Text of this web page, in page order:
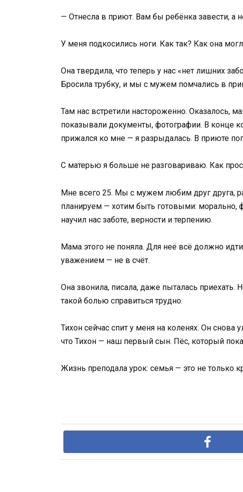
— Отнесла в приют. Вам бы ребёнка завести, а
У меня подкосились ноги. Как так? Как она
Она твердила, что теперь у нас «нет лишних
Бросила трубку, и мы с мужем помчались в
Там нас встретили настороженно. Оказалось,
показывали документы, фотографии. В конце
прижался ко мне — я разрыдалась. В приюте
С матерью я больше не разговариваю. Как
Мне всего 25. Мы с мужем любим друг друга,
планируем — хотим быть готовыми: морально,
научил нас заботе, верности и терпению.
Мама этого не поняла. Для неё всё должно
уважением — не в счёт.
Она звонила, писала, даже пыталась
такой болью справиться трудно.
Тихон сейчас спит у меня на коленях. Он
что Тихон — наш первый сын. Пёс, который
Жизнь преподала урок: семья — это не только